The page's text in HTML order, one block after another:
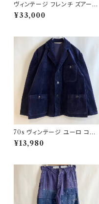
ヴィンテージ フレンチ ズアーブ
パンツ ミリタリー フランス軍 フ
レンチアンティーク
¥33,000
70s ヴィンテージ ユーロ コー
デュロイ セットアップ ビンテー
ジ
¥13,980